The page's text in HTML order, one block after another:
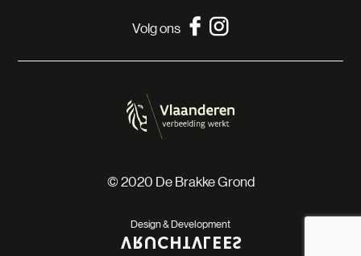
Volg ons
© 2020 De Brakke Grond
Design & Development